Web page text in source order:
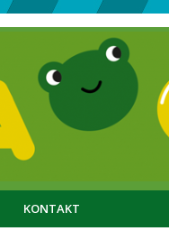
KONTAKT